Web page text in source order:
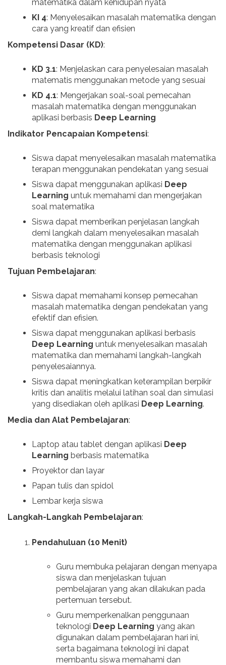
matematika dalam kehidupan nyata
KI 4: Menyelesaikan masalah matematika dengan
cara yang kreatif dan efisien
Kompetensi Dasar (KD):
KD 3.1: Menjelaskan cara penyelesaian masalah
matematis menggunakan metode yang sesuai
KD 4.1: Mengerjakan soal-soal pemecahan
masalah matematika dengan menggunakan
aplikasi berbasis Deep Learning
Indikator Pencapaian Kompetensi:
Siswa dapat menyelesaikan masalah matematika
terapan menggunakan pendekatan yang sesuai
Siswa dapat menggunakan aplikasi Deep
Learning untuk memahami dan mengerjakan
soal matematika
Siswa dapat memberikan penjelasan langkah
demi langkah dalam menyelesaikan masalah
matematika dengan menggunakan aplikasi
berbasis teknologi
Tujuan Pembelajaran:
Siswa dapat memahami konsep pemecahan
masalah matematika dengan pendekatan yang
efektif dan efisien.
Siswa dapat menggunakan aplikasi berbasis
Deep Learning untuk menyelesaikan masalah
matematika dan memahami langkah-langkah
penyelesaiannya.
Siswa dapat meningkatkan keterampilan berpikir
kritis dan analitis melalui latihan soal dan simulasi
yang disediakan oleh aplikasi Deep Learning.
Media dan Alat Pembelajaran:
Laptop atau tablet dengan aplikasi Deep
Learning berbasis matematika
Proyektor dan layar
Papan tulis dan spidol
Lembar kerja siswa
Langkah-Langkah Pembelajaran:
Pendahuluan (10 Menit)
Guru membuka pelajaran dengan menyapa
siswa dan menjelaskan tujuan
pembelajaran yang akan dilakukan pada
pertemuan tersebut.
Guru memperkenalkan penggunaan
teknologi Deep Learning yang akan
digunakan dalam pembelajaran hari ini,
serta bagaimana teknologi ini dapat
membantu siswa memahami dan